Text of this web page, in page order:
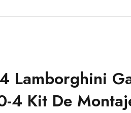
Lamborghini
4 Kit De